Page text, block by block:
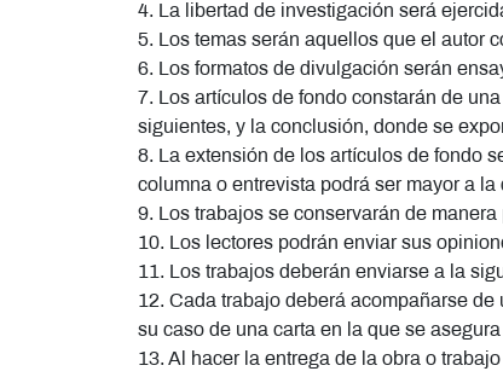
4. La libertad de investigación será
5. Los temas serán aquellos que el autor
6. Los formatos de divulgación serán
7. Los artículos de fondo constarán de
siguientes, y la conclusión, donde se
8. La extensión de los artículos de fondo
columna o entrevista podrá ser mayor a la
9. Los trabajos se conservarán de
10. Los lectores podrán enviar sus
11. Los trabajos deberán enviarse a la
12. Cada trabajo deberá acompañarse
su caso de una carta en la que se
13. Al hacer la entrega de la obra o